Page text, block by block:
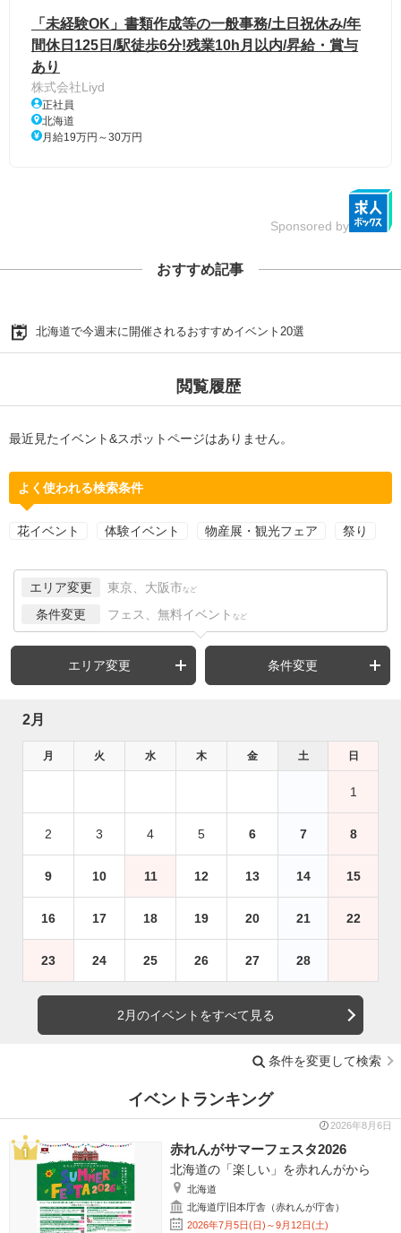
「未経験OK」書類作成等の一般事務/土日祝休み/年
間休日125日/駅徒歩6分!残業10h月以内/昇給・賞与
あり
株式会社Liyd
正社員
北海道
月給19万円～30万円
Sponsored by
おすすめ記事
北海道で今週末に開催されるおすすめイベント20選
閲覧履歴
最近見たイベント&スポットページはありません。
よく使われる検索条件
花イベント 体験イベント 物産展・観光フェア 祭り
エリア変更 東京、大阪市 など
条件変更 フェス、無料イベント など
エリア変更 条件変更
2月
月 火 水 木 金 土 日
1
2 3 4 5 6 7 8
9 10 11 12 13 14 15
16 17 18 19 20 21 22
23 24 25 26 27 28
2月のイベントをすべて見る
条件を変更して検索
イベントランキング
2026年8月6日
赤れんがサマーフェスタ2026
北海道の「楽しい」を赤れんがから
北海道
北海道庁旧本庁舎（赤れんが庁舎）
2026年7月5日(日)～9月12日(土)